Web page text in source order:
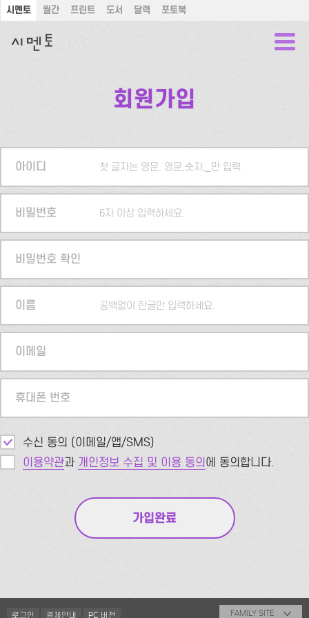
시멘토 월간 프린트 도서 달력 포토북
회원가입
아이디 첫 글자는 영문. 영문,숫자,_만 입력.
비밀번호 6자 이상 입력하세요.
비밀번호 확인
이름 공백없이 한글만 입력하세요.
이메일
휴대폰 번호
수신 동의 (이메일/앱/SMS)
이용약관과 개인정보 수집 및 이용 동의에 동의합니다.
로그인 결제안내 PC 버전 FAMILY SITE